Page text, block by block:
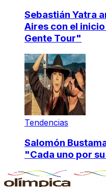
Sebastián Yatra
Aires con el
Gente Tour"
Tendencias
Salomón
"Cada uno por